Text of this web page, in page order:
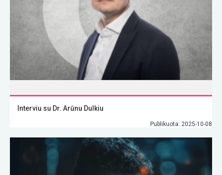
Interviu su Dr. Arūnu Dulkiu
Publikuota: 2025-10-08